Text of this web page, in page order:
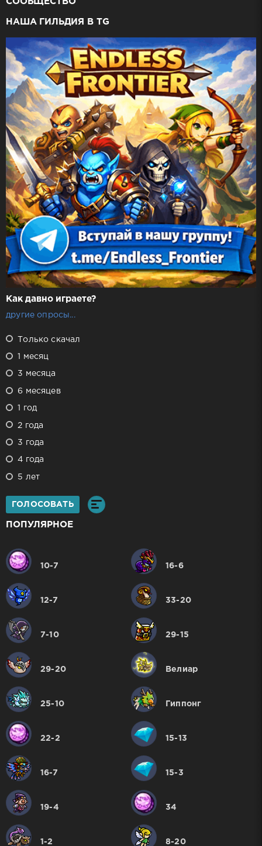
НАША ГИЛЬДИЯ В TG
Как давно играете?
другие опросы...
Только скачал
1 месяц
3 месяца
6 месяцев
1 год
2 года
3 года
4 года
5 лет
ГОЛОСОВАТЬ
ПОПУЛЯРНОЕ
10-7 16-6
12-7 33-20
7-10 29-15
29-20 Велиар
25-10 Гиппонг
22-2 15-13
16-7 15-3
19-4 34
1-2 8-20